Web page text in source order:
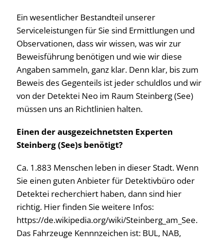
Ein wesentlicher Bestandteil unserer
Serviceleistungen für Sie sind Ermittlungen und
Observationen, dass wir wissen, was wir zur
Beweisführung benötigen und wie wir diese
Angaben sammeln, ganz klar. Denn klar, bis zum
Beweis des Gegenteils ist jeder schuldlos und wir
von der Detektei Neo im Raum Steinberg (See)
müssen uns an Richtlinien halten.
Einen der ausgezeichnetsten Experten
Steinberg (See)s benötigt?
Ca. 1.883 Menschen leben in dieser Stadt. Wenn
Sie einen guten Anbieter für Detektivbüro oder
Detektei recherchiert haben, dann sind hier
richtig. Hier finden Sie weitere Infos:
https://de.wikipedia.org/wiki/Steinberg_am_See.
Das Fahrzeuge Kennnzeichen ist: BUL, NAB,